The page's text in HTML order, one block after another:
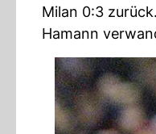
Milan 0:3
Hamann